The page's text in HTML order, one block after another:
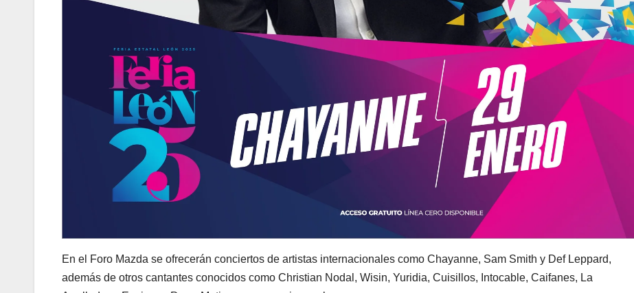
En el Foro Mazda se ofrecerán conciertos de artistas internacionales como Chayanne, Sam Smith y Def Leppard,
además de otros cantantes conocidos como Christian Nodal, Wisin, Yuridia, Cuisillos, Intocable, Caifanes, La